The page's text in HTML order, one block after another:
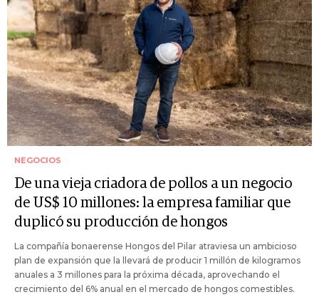
NEGOCIOS
De una vieja criadora de pollos a un negocio
de US$ 10 millones: la empresa familiar que
duplicó su producción de hongos
La compañía bonaerense Hongos del Pilar atraviesa un ambicioso
plan de expansión que la llevará de producir 1 millón de kilogramos
anuales a 3 millones para la próxima década, aprovechando el
crecimiento del 6% anual en el mercado de hongos comestibles.